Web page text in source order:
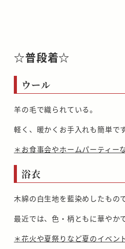
☆普段着☆
ウール
羊の毛で織られている。
軽く、暖かくお手入れも簡単です
＊お食事会やホームパーティー
浴衣
木綿の白生地を藍染めしたもので
最近では、色・柄ともに華やか
＊花火や夏祭りなど夏のイベン